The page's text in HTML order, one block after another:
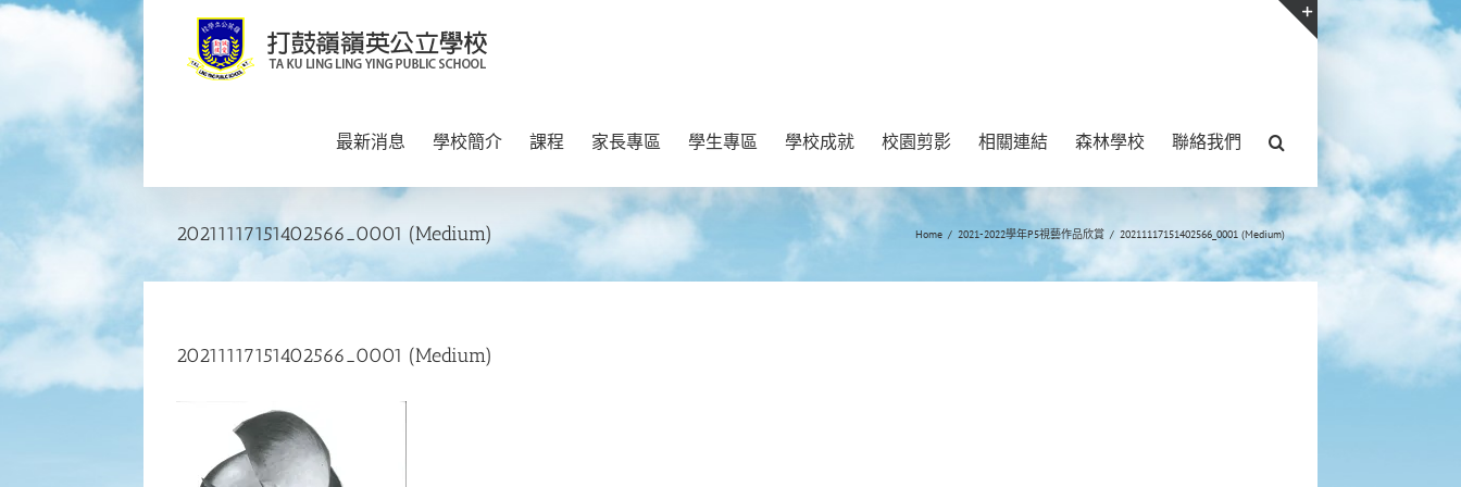
Skip
最新消息 學校簡介 課程 家長專區 學生專區 學校成就 校園剪影 相關連結 森林學校 聯絡我們
20211117151402566_0001 (Medium) Home / 2021-2022學年P5視藝作品欣賞 / 20211117151402566_0001 (Medium)
20211117151402566_0001 (Medium)
Toggle
Area